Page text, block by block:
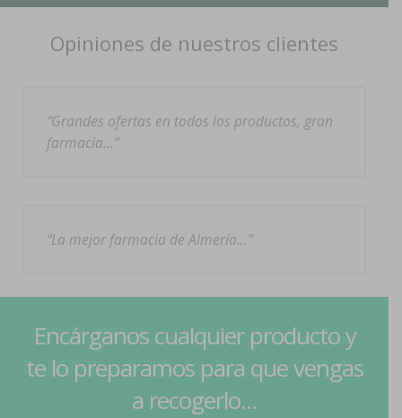
Opiniones de nuestros clientes
Grandes ofertas en todos los productos, gran
farmacia…
La mejor farmacia de Almería…
Encárganos cualquier producto y
te lo preparamos para que vengas
a recogerlo...